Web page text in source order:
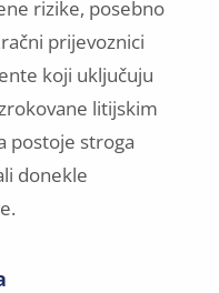
rizike, posebno
prijevoznici
koji uključuju
litijskim
postoje stroga
donekle